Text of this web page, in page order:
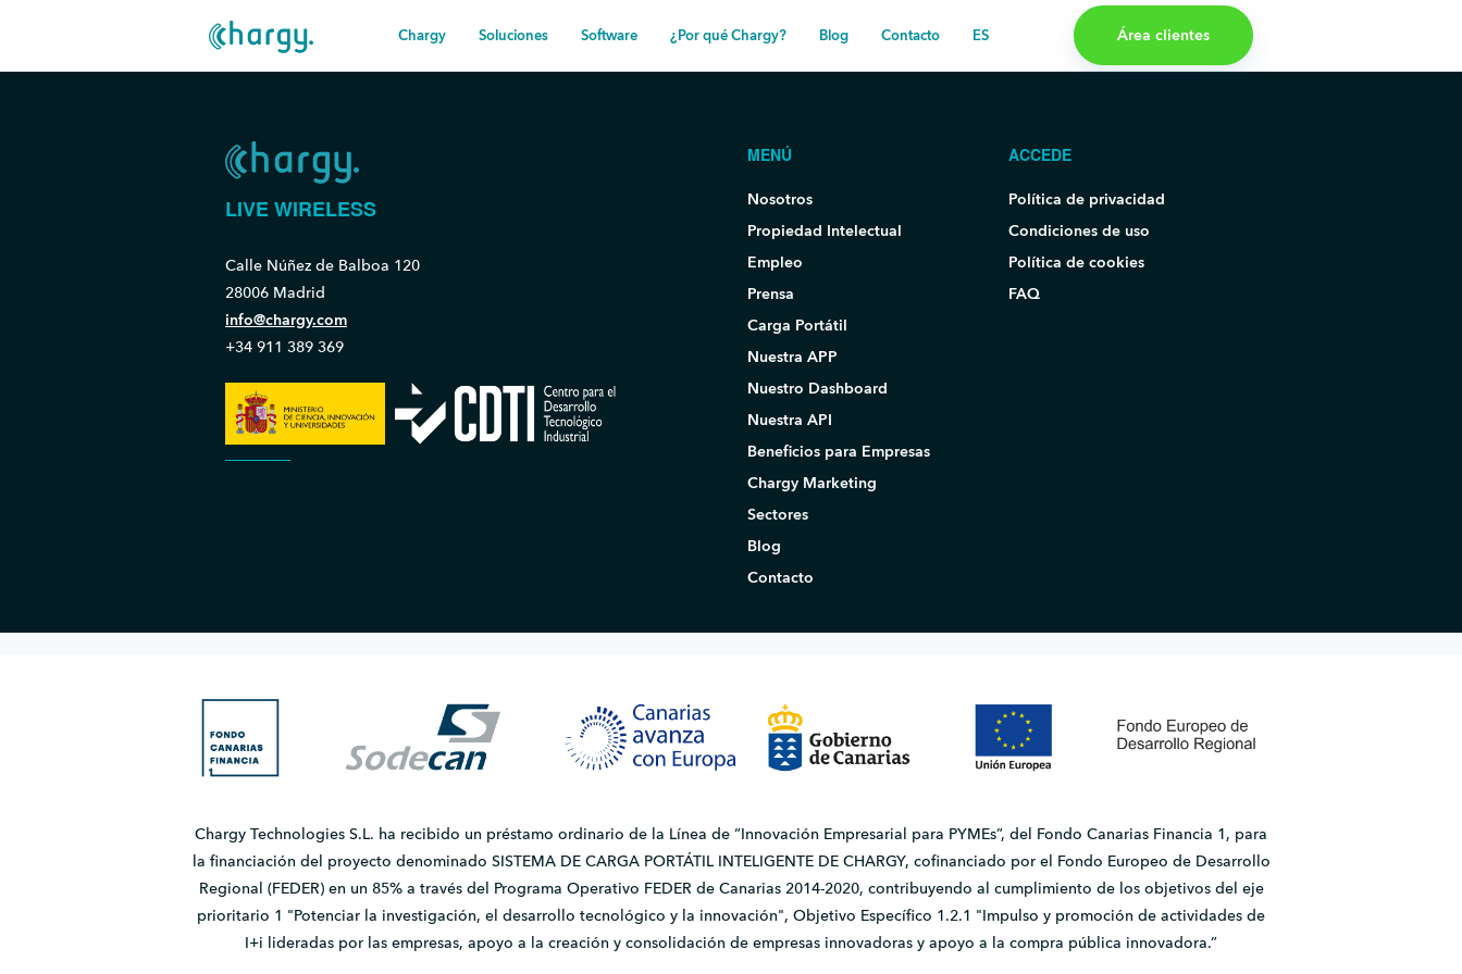
Chargy Soluciones Software ¿Por qué Chargy? Blog Contacto ES Área clientes
LIVE WIRELESS
Calle Núñez de Balboa 120
28006 Madrid
info@chargy.com
+34 911 389 369
MENÚ
Nosotros
Propiedad Intelectual
Empleo
Prensa
Carga Portátil
Nuestra APP
Nuestro Dashboard
Nuestra API
Beneficios para Empresas
Chargy Marketing
Sectores
Blog
Contacto
ACCEDE
Política de privacidad
Condiciones de uso
Política de cookies
FAQ
Chargy Technologies S.L. ha recibido un préstamo ordinario de la Línea de “Innovación Empresarial para PYMEs”, del Fondo Canarias Financia 1, para
la financiación del proyecto denominado SISTEMA DE CARGA PORTÁTIL INTELIGENTE DE CHARGY, cofinanciado por el Fondo Europeo de Desarrollo
Regional (FEDER) en un 85% a través del Programa Operativo FEDER de Canarias 2014-2020, contribuyendo al cumplimiento de los objetivos del eje
prioritario 1 "Potenciar la investigación, el desarrollo tecnológico y la innovación", Objetivo Específico 1.2.1 "Impulso y promoción de actividades de
I+i lideradas por las empresas, apoyo a la creación y consolidación de empresas innovadoras y apoyo a la compra pública innovadora.”